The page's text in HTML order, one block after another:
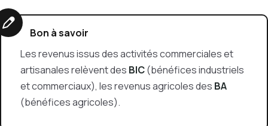
Bon à savoir
Les revenus issus des activités commerciales et
artisanales relèvent des BIC(bénéfices industriels
et commerciaux), les revenus agricoles des BA
(bénéfices agricoles).